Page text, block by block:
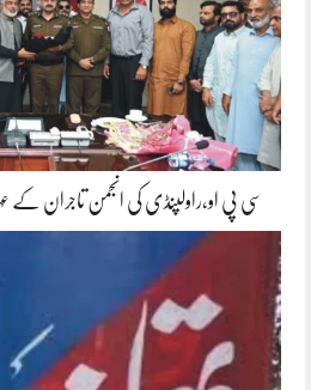
سی پی او،راولپنڈی کی انجمن تاجران کے